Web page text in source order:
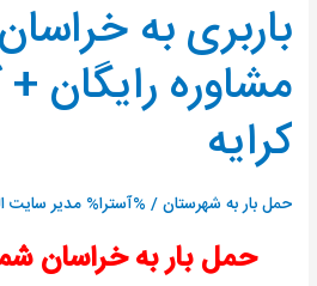
باربری به
مشاوره رایگان
کرایه
حمل بار به شهرستان/ %آسترا% مدیر سایت
حمل بار به خراسان
باربری
به
خراسان
شمالی
با
مشاوره
رایگان
کمترین